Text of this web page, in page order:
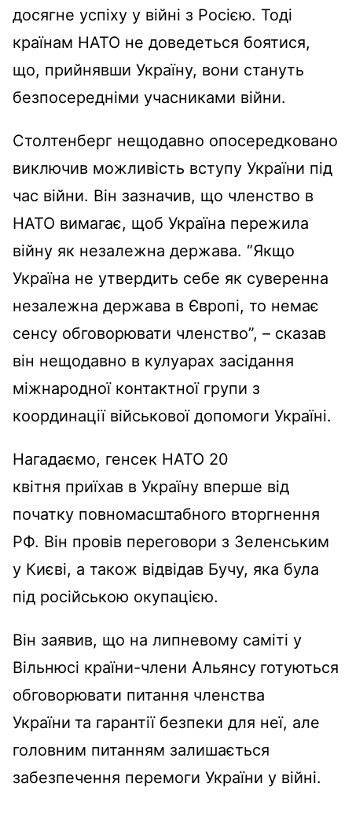
досягне успіху у війні з Росією. Тоді
країнам НАТО не доведеться боятися,
що, прийнявши Україну, вони стануть
безпосередніми учасниками війни.
Столтенберг нещодавно опосередковано
виключив можливість вступу України під
час війни. Він зазначив, що членство в
НАТО вимагає, щоб Україна пережила
війну як незалежна держава. “Якщо
Україна не утвердить себе як суверенна
незалежна держава в Європі, то немає
сенсу обговорювати членство”, – сказав
він нещодавно в кулуарах засідання
міжнародної контактної групи з
координації військової допомоги Україні.
Нагадаємо, генсек НАТО 20
квітня приїхав в Україну вперше від
початку повномасштабного вторгнення
РФ. Він провів переговори з Зеленським
у Києві, а також відвідав Бучу, яка була
під російською окупацією.
Він заявив, що на липневому саміті у
Вільнюсі країни-члени Альянсу готуються
обговорювати питання членства
України та гарантії безпеки для неї, але
головним питанням залишається
забезпечення перемоги України у війні.